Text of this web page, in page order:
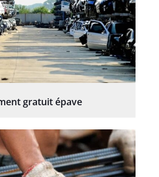
gratuit épave